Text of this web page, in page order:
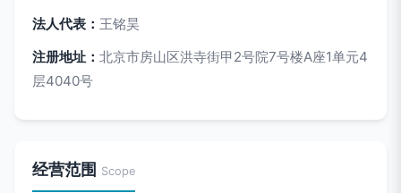
法人代表： 王铭昊
注册地址： 北京市房山区洪寺街甲2号院7号楼A座1单元4
层4040号
经营范围 Scope